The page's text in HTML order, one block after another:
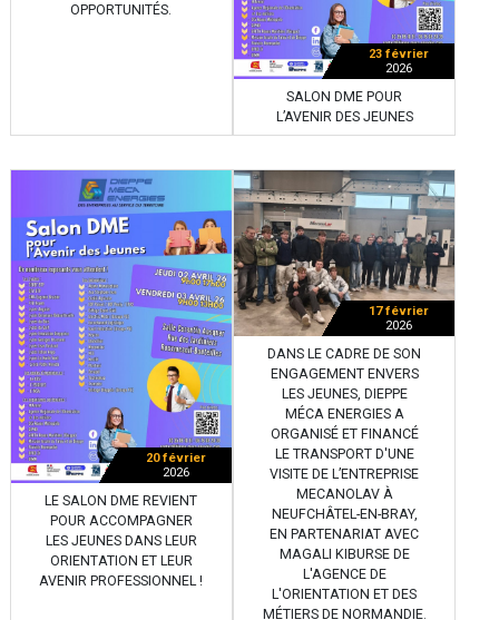
OPPORTUNITÉS.
23 février
2026
SALON DME POUR
L’AVENIR DES JEUNES
20 février
2026
LE SALON DME REVIENT
POUR ACCOMPAGNER
LES JEUNES DANS LEUR
ORIENTATION ET LEUR
AVENIR PROFESSIONNEL !
17 février
2026
DANS LE CADRE DE SON
ENGAGEMENT ENVERS
LES JEUNES, DIEPPE
MÉCA ENERGIES A
ORGANISÉ ET FINANCÉ
LE TRANSPORT D'UNE
VISITE DE L’ENTREPRISE
MECANOLAV À
NEUFCHÂTEL-EN-BRAY,
EN PARTENARIAT AVEC
MAGALI KIBURSE DE
L'AGENCE DE
L'ORIENTATION ET DES
MÉTIERS DE NORMANDIE.